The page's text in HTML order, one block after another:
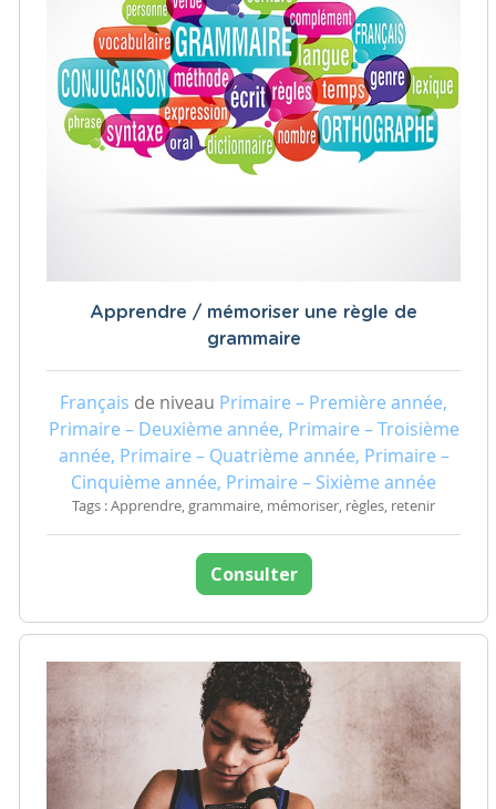
Apprendre / mémoriser une règle de
grammaire
Français de niveau Primaire – Première année,
Primaire – Deuxième année, Primaire – Troisième
année, Primaire – Quatrième année, Primaire –
Cinquième année, Primaire – Sixième année
Tags : Apprendre, grammaire, mémoriser, règles, retenir
Consulter